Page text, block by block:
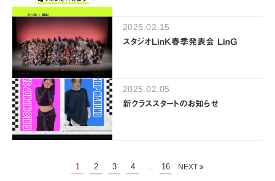
2025.02.15
スタジオLinK春季発表会 LinG
2025.02.05
新クラススタートのお知らせ
1 2 3 4 … 16 NEXT